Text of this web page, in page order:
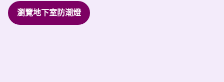
瀏覽地下室防潮燈